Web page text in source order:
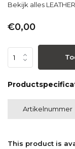
Bekijk alles
€0,00
Artikelnummer
This product is